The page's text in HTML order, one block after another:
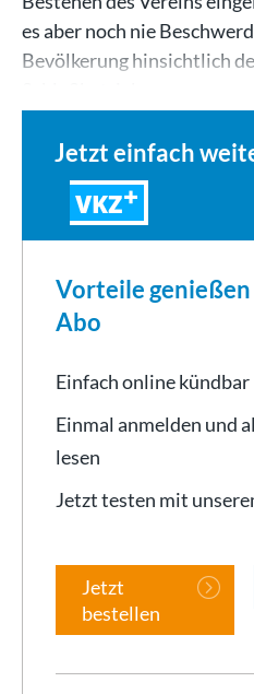
es aber noch nie
Bevölkerung hinsichtlich
Jetzt einfach
VKZ
Vorteile
Abo
Einfach online kündbar
Einmal anmelden und
lesen
Jetzt testen mit
Jetzt
bestellen